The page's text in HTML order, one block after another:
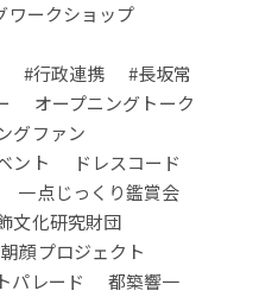
ークショップ
#行政連携
#長坂常
オープニングトーク
グファン
ント
ドレスコード
一点じっくり鑑賞会
文化研究財団
顔プロジェクト
パレード
都築響一